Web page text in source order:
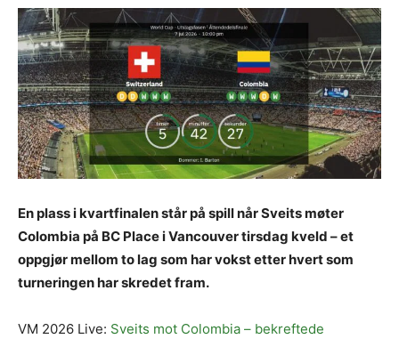
En plass i kvartfinalen står på spill når Sveits møter
Colombia på BC Place i Vancouver tirsdag kveld – et
oppgjør mellom to lag som har vokst etter hvert som
turneringen har skredet fram.
VM 2026 Live: Sveits mot Colombia – bekreftede